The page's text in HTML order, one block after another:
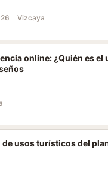
Vizcaya
online: ¿Quién es
usos turísticos del